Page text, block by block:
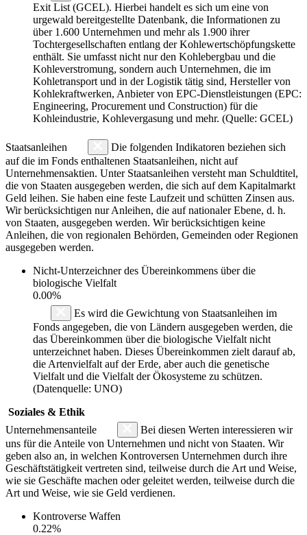
Exit List (GCEL). Hierbei handelt es sich um eine von
urgewald bereitgestellte Datenbank, die Informationen zu
über 1.600 Unternehmen und mehr als 1.900 ihrer
Tochtergesellschaften entlang der Kohlewertschöpfungskette
enthält. Sie umfasst nicht nur den Kohlebergbau und die
Kohleverstromung, sondern auch Unternehmen, die im
Kohletransport und in der Logistik tätig sind, Hersteller von
Kohlekraftwerken, Anbieter von EPC-Dienstleistungen (EPC:
Engineering, Procurement und Construction) für die
Kohleindustrie, Kohlevergasung und mehr. (Quelle: GCEL)
Staatsanleihen
Die folgenden Indikatoren beziehen sich
auf die im Fonds enthaltenen Staatsanleihen, nicht auf
Unternehmensaktien. Unter Staatsanleihen versteht man Schuldtitel,
die von Staaten ausgegeben werden, die sich auf dem Kapitalmarkt
Geld leihen. Sie haben eine feste Laufzeit und schütten Zinsen aus.
Wir berücksichtigen nur Anleihen, die auf nationaler Ebene, d. h.
von Staaten, ausgegeben werden. Wir berücksichtigen keine
Anleihen, die von regionalen Behörden, Gemeinden oder Regionen
ausgegeben werden.
Nicht-Unterzeichner des Übereinkommens über die
biologische Vielfalt
0.00%
Es wird die Gewichtung von Staatsanleihen im
Fonds angegeben, die von Ländern ausgegeben werden, die
das Übereinkommen über die biologische Vielfalt nicht
unterzeichnet haben. Dieses Übereinkommen zielt darauf ab,
die Artenvielfalt auf der Erde, aber auch die genetische
Vielfalt und die Vielfalt der Ökosysteme zu schützen.
(Datenquelle: UNO)
Soziales & Ethik
Unternehmensanteile
Bei diesen Werten interessieren wir
uns für die Anteile von Unternehmen und nicht von Staaten. Wir
geben also an, in welchen Kontroversen Unternehmen durch ihre
Geschäftstätigkeit vertreten sind, teilweise durch die Art und Weise,
wie sie Geschäfte machen oder geleitet werden, teilweise durch die
Art und Weise, wie sie Geld verdienen.
Kontroverse Waffen
0.22%